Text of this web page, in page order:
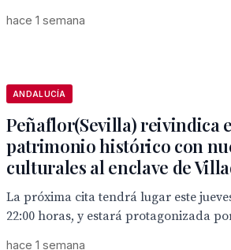
hace 1 semana
ANDALUCÍA
Peñaflor(Sevilla) reivindica
patrimonio histórico con
culturales al enclave de
La próxima cita tendrá lugar este
22:00 horas, y estará protagonizada
hace 1 semana